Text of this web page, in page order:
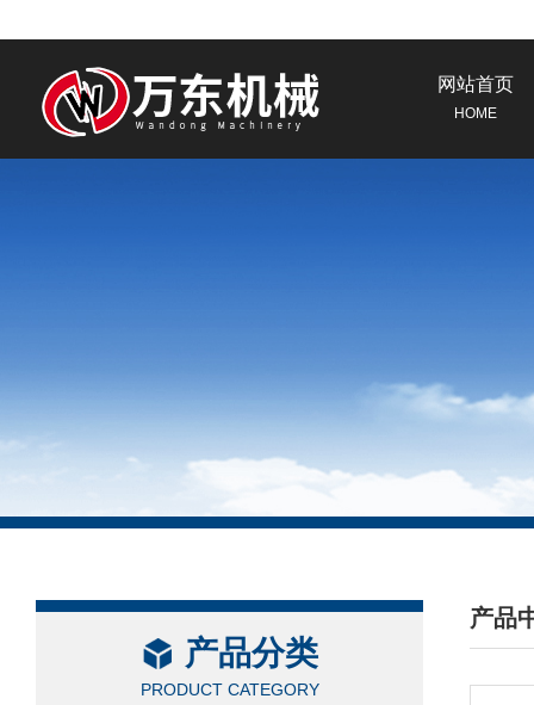
网站首页
HOME
产品分类
PRODUCT CATEGORY
产品
/